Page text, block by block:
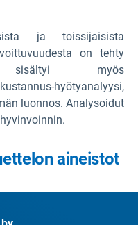
ja toissijaisista
on tehty
myös
hyötyanalyysi,
luonnos. Analysoidut
aineistot